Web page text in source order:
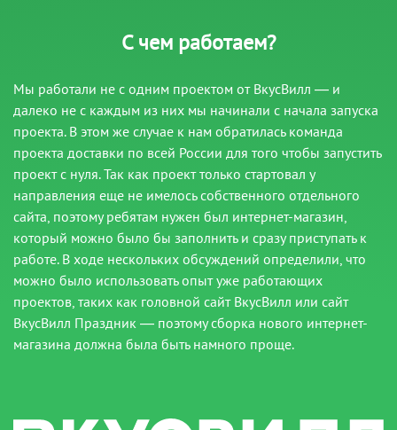
С чем работаем?
Мы работали не с одним проектом от ВкусВилл — и
далеко не с каждым из них мы начинали с начала запуска
проекта. В этом же случае к нам обратилась команда
проекта доставки по всей России для того чтобы запустить
проект с нуля. Так как проект только стартовал у
направления еще не имелось собственного отдельного
сайта, поэтому ребятам нужен был интернет-магазин,
который можно было бы заполнить и сразу приступать к
работе. В ходе нескольких обсуждений определили, что
можно было использовать опыт уже работающих
проектов, таких как головной сайт ВкусВилл или сайт
ВкусВилл Праздник — поэтому сборка нового интернет-
магазина должна была быть намного проще.